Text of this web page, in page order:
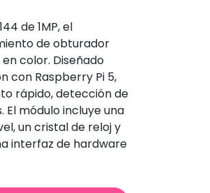
de 1MP, el
de obturador
color. Diseñado
con Raspberry Pi 5,
rápido, detección de
módulo incluye una
un cristal de reloj y
interfaz de hardware